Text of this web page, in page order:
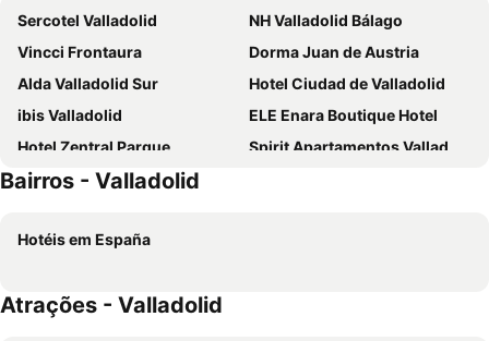
Sercotel Valladolid
NH Valladolid Bálago
Vincci Frontaura
Dorma Juan de Austria
Alda Valladolid Sur
Hotel Ciudad de Valladolid
ibis Valladolid
ELE Enara Boutique Hotel
Hotel Zentral Parque
Spirit Apartamentos Valladolid Centro
Hotel Conde Ansúrez
Hotel Mozart
Nexus Valladolid Suites & Hotel
Bairros - Valladolid
Hotéis em España
Atrações - Valladolid